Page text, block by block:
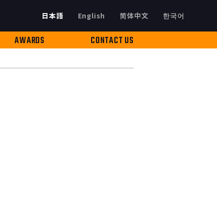
日本語 한국어
English 简体中文
AWARDS CONTACT US